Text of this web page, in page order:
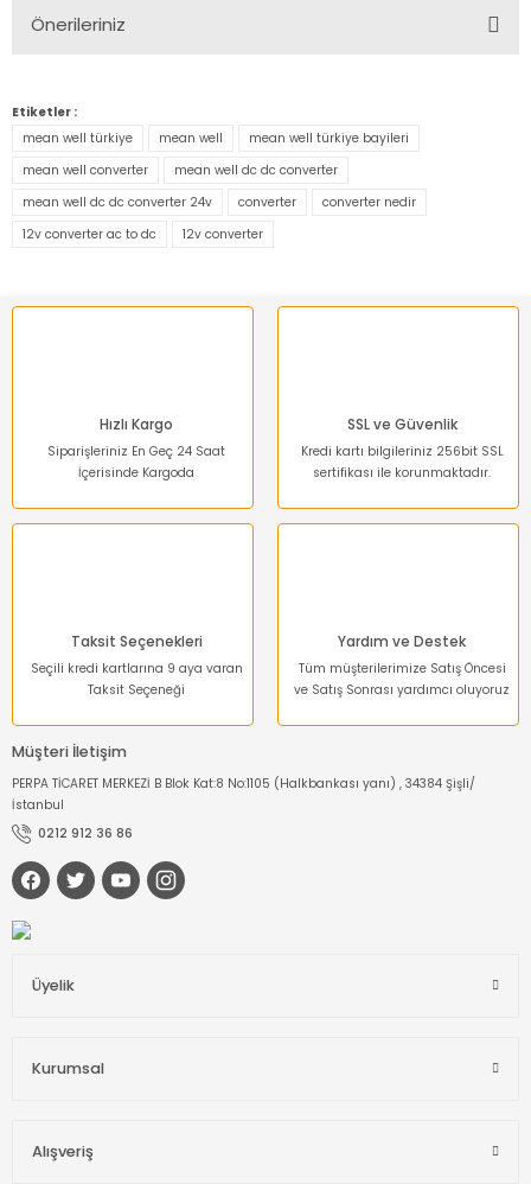
Önerileriniz
konularda yetersiz gördüğünüz noktaları öneri formunu
kullanarak tarafımıza iletebilirsiniz.
Görüş ve önerileriniz için teşekkür ederiz.
Ürün fiyatı diğer sitelerden daha pahalı.
Gönder
Etiketler :
mean well türkiye
mean well
mean well türkiye bayileri
mean well converter
mean well dc dc converter
mean well dc dc converter 24v
converter
converter nedir
12v converter ac to dc
12v converter
Hızlı Kargo
Siparişleriniz En Geç 24 Saat
İçerisinde Kargoda
SSL ve Güvenlik
Kredi kartı bilgileriniz 256bit SSL
sertifikası ile korunmaktadır.
Taksit Seçenekleri
Seçili kredi kartlarına 9 aya varan
Taksit Seçeneği
Yardım ve Destek
Tüm müşterilerimize Satış Öncesi
ve Satış Sonrası yardımcı oluyoruz
Müşteri İletişim
PERPA TİCARET MERKEZİ B Blok Kat:8 No:1105 (Halkbankası yanı) , 34384 Şişli/
İstanbul
0212 912 36 86
Üyelik
Kurumsal
Alışveriş